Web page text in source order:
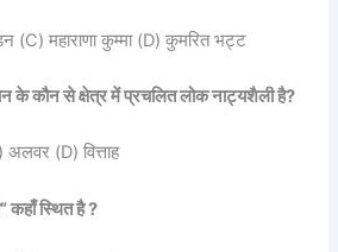
(C) महाराणा कुम्मा (D) कुमरित भट्ट
के कौन से क्षेत्र में प्रचलित लोक नाट्यशैली है?
अलवर (D) वित्ताह
कहाँ स्थित है ?